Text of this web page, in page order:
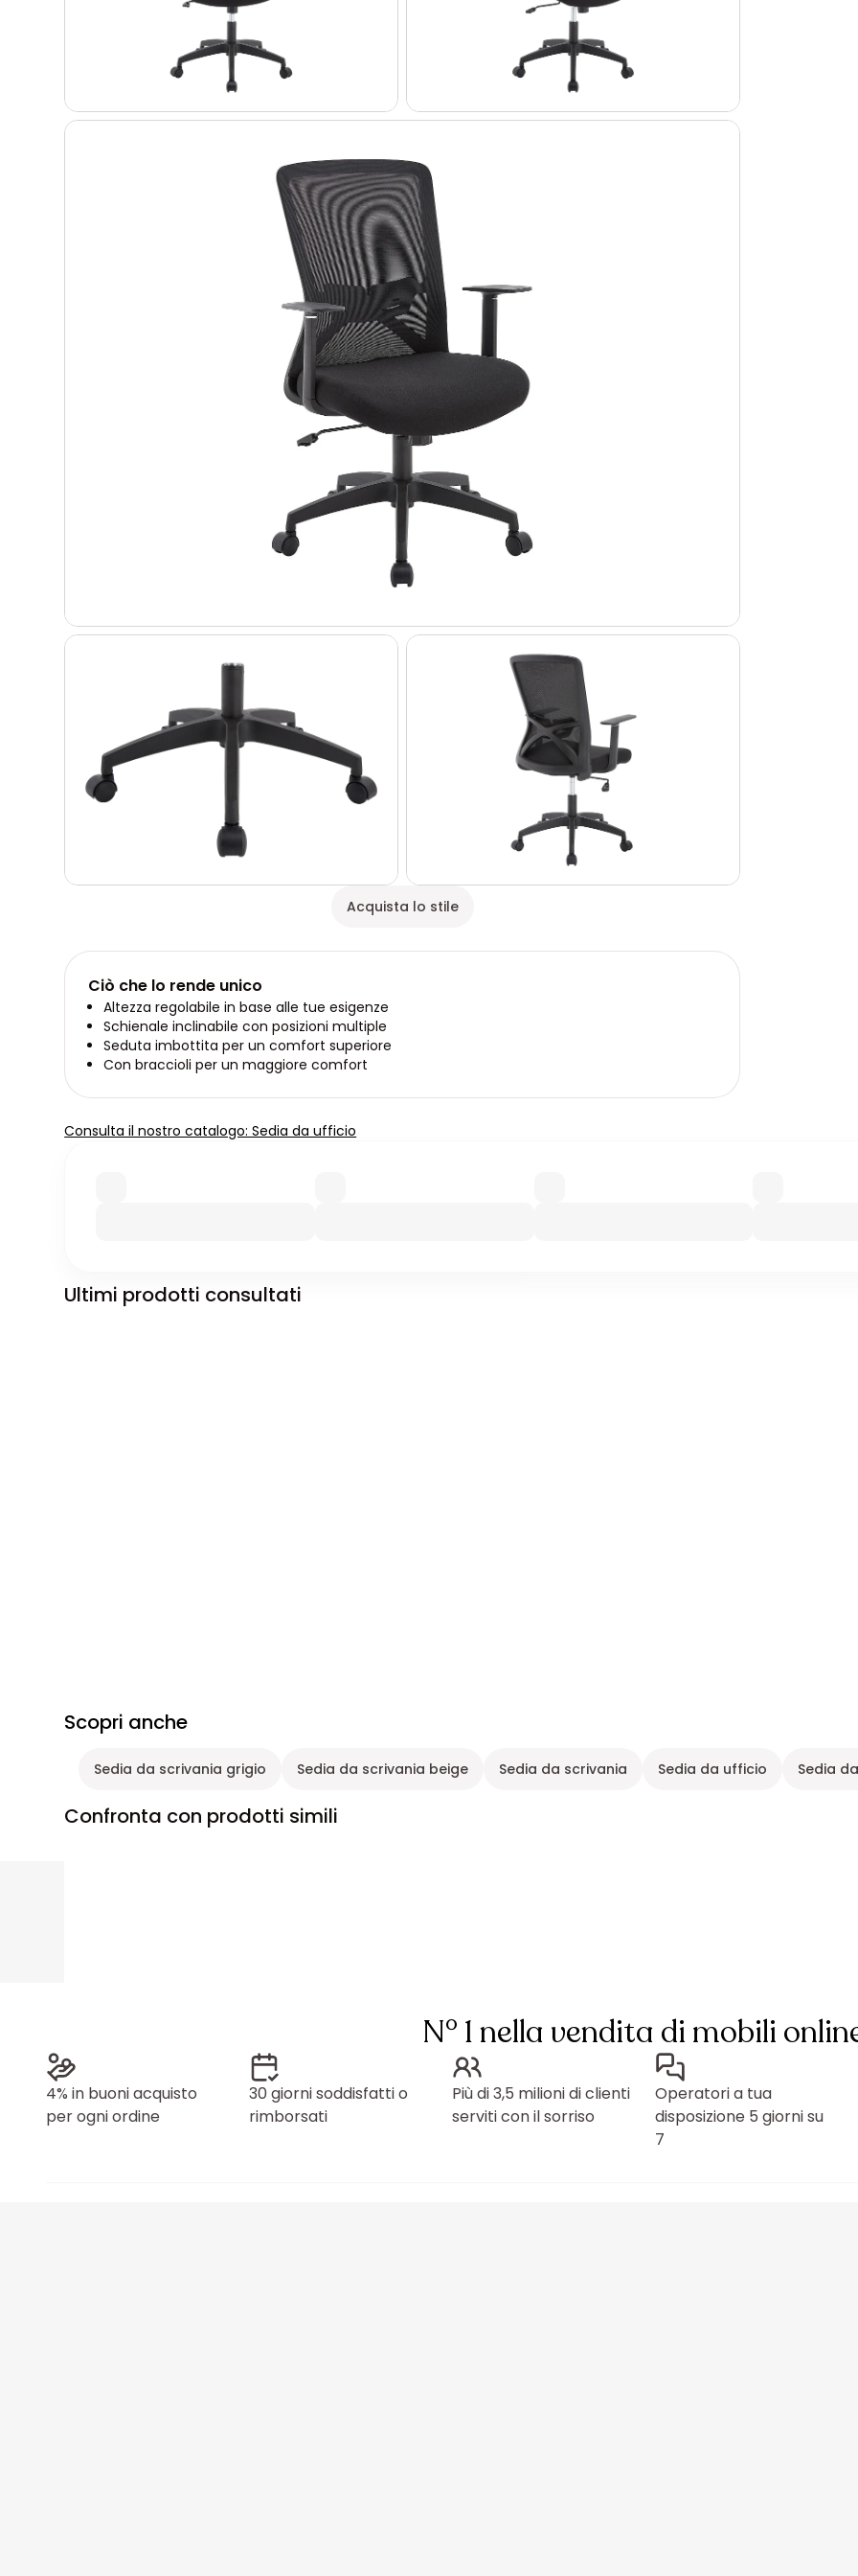
Acquista lo stile
Ciò che lo rende unico
Altezza regolabile in base alle tue esigenze
Schienale inclinabile con posizioni multiple
Seduta imbottita per un comfort superiore
Con braccioli per un maggiore comfort
Consulta il nostro catalogo: Sedia da ufficio
Ultimi prodotti consultati
Scopri anche
Sedia da scrivania grigio Sedia da scrivania beige Sedia da scrivania Sedia da ufficio Sedia
Confronta con prodotti simili
N° 1 nella vendita di mobili
4% in buoni acquisto
per ogni ordine
30 giorni soddisfatti o
rimborsati
Più di 3,5 milioni di clienti
serviti con il sorriso
Operatori a tua
disposizione 5 giorni su
7